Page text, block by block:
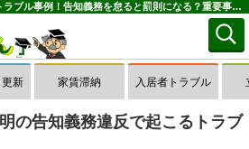
重要事項説明の義務違反で起こるトラブル事例！告知義務を怠ると罰則になる？重要事項説明の相談・トラブル一覧(1～39件目)｜お悩み大家さん
新 家賃滞納 入居者トラブル
の告知義務違反で起こるトラブ